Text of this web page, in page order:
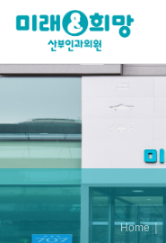
Home